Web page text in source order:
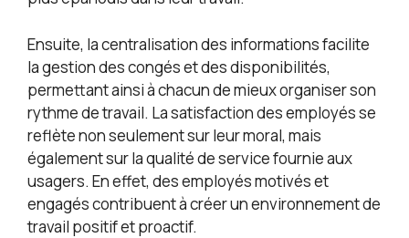
Ensuite, la centralisation des informations facilite
la gestion des congés et des disponibilités,
permettant ainsi à chacun de mieux organiser son
rythme de travail. La satisfaction des employés se
reflète non seulement sur leur moral, mais
également sur la qualité de service fournie aux
usagers. En effet, des employés motivés et
engagés contribuent à créer un environnement de
travail positif et proactif.